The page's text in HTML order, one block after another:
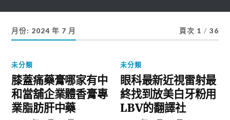
月份: 2024 年 7 月 頁次 1 / 36
未分類
膝蓋痛藥膏哪家有中
和當舖企業體香膏專
業脂肪肝中藥
未分類
眼科最新近視雷射最
終找到放美白牙粉用
LBV的翻譯社